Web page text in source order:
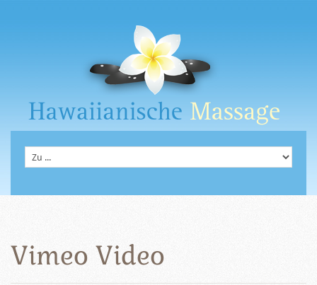
Vimeo Video